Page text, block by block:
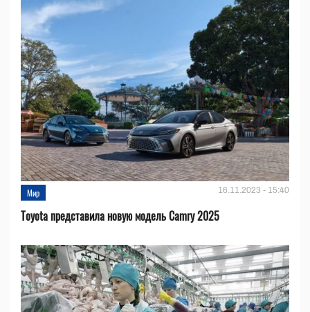
Мир 16.11.2023 - 15:40
Toyota представила новую модель Camry 2025